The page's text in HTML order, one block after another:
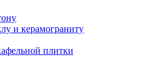
и керамограниту
плитки